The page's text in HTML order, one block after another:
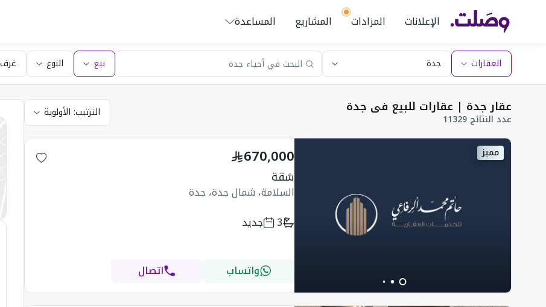
الإعلانات المزادات المشاريع المساعدة
العقارات بيع النوع
عقار جدة | عقارات للبيع في جدة
عدد النتائج 11329 الترتيب: الأولوية
مميز 670,000
شقة
السلامة، شمال جدة، جدة
3
جديد
واتساب اتصال